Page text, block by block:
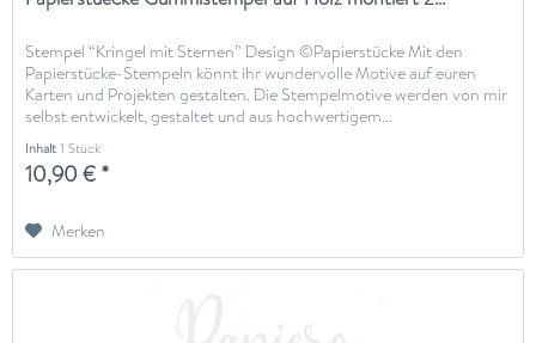
Stempel “Kringel mit Sternen” Design ©Papierstücke Mit den
Papierstücke-Stempeln könnt ihr wundervolle Motive auf euren
Karten und Projekten gestalten. Die Stempelmotive werden von mir
selbst entwickelt, gestaltet und aus hochwertigem...
Inhalt1 Stück
10,90 € *
Merken